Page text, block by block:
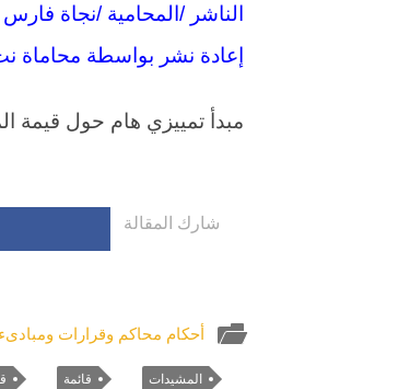
الناشر /المحامية /نجاة
إعادة نشر بواسطة محاماة
مبدأ تمييزي هام حول قيمة
شارك المقالة
أحكام محاكم وقرارات
المشيدات قائمة